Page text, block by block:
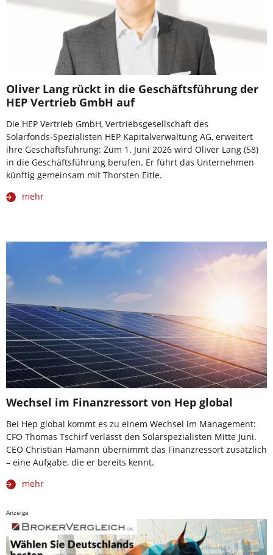
Oliver Lang rückt in die Geschäftsführung der
HEP Vertrieb GmbH auf
Die HEP Vertrieb GmbH, Vertriebsgesellschaft des
Solarfonds‑Spezialisten HEP Kapitalverwaltung AG, erweitert
ihre Geschäftsführung: Zum 1. Juni 2026 wird Oliver Lang (58)
in die Geschäftsführung berufen. Er führt das Unternehmen
künftig gemeinsam mit Thorsten Eitle.
mehr
Wechsel im Finanzressort von Hep global
Bei Hep global kommt es zu einem Wechsel im Management:
CFO Thomas Tschirf verlässt den Solarspezialisten Mitte Juni.
CEO Christian Hamann übernimmt das Finanzressort zusätzlich
– eine Aufgabe, die er bereits kennt.
mehr
Anzeige